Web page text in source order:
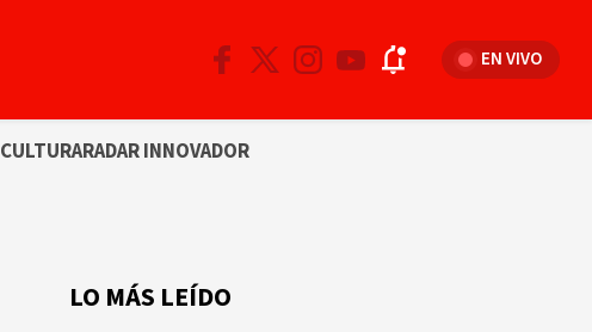
EN VIVO
CULTURARADAR INNOVADOR
LO MÁS LEÍDO